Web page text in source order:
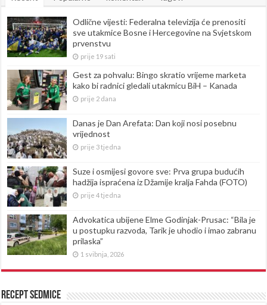
Odlične vijesti: Federalna televizija će prenositi
sve utakmice Bosne i Hercegovine na Svjetskom
prvenstvu
prije 19 sati
Gest za pohvalu: Bingo skratio vrijeme marketa
kako bi radnici gledali utakmicu BiH – Kanada
prije 2 dana
Danas je Dan Arefata: Dan koji nosi posebnu
vrijednost
prije 3 tjedna
Suze i osmijesi govore sve: Prva grupa budućih
hadžija ispraćena iz Džamije kralja Fahda (FOTO)
prije 4 tjedna
Advokatica ubijene Elme Godinjak-Prusac: “Bila je
u postupku razvoda, Tarik je uhodio i imao zabranu
prilaska”
1 svibnja, 2026
Recept sedmice